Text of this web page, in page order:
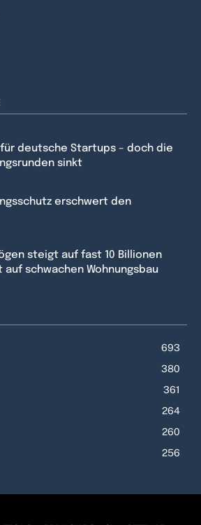
deutsche Startups – doch die
sinkt
erschwert den
steigt auf fast 10 Billionen
auf schwachen Wohnungsbau
693
380
361
264
260
256